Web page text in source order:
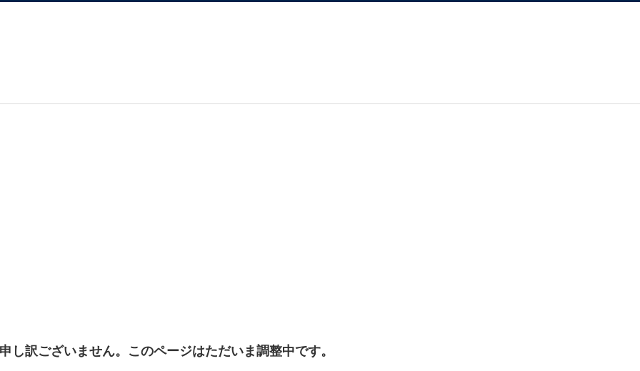
し訳ございません。このページはただいま調整中です。